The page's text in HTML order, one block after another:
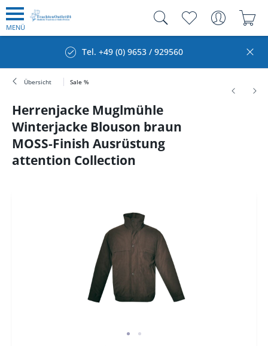
MENÜ
Tel. +49 (0) 9653 / 929560
Übersicht Sale %
Herrenjacke Muglmühle
Winterjacke Blouson braun
MOSS-Finish Ausrüstung
attention Collection